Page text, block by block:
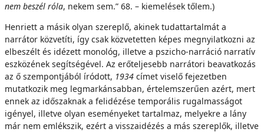
nem beszél róla, nekem sem.” 68. – kiemelések tőlem.)
Henriett a másik olyan szereplő, akinek tudattartalmát a
narrátor közvetíti, így csak közvetetten képes megnyilatkozni az
elbeszélt és idézett monológ, illetve a pszicho-narráció narratív
eszközének segítségével. Az erőteljesebb narrátori beavatkozás
az ő szempontjából íródott, 1934 címet viselő fejezetben
mutatkozik meg legmarkánsabban, értelemszerűen azért, mert
ennek az időszaknak a felidézése temporális rugalmasságot
igényel, illetve olyan eseményeket tartalmaz, melyekre a lány
már nem emlékszik, ezért a visszaidézés a más szereplők, illetve